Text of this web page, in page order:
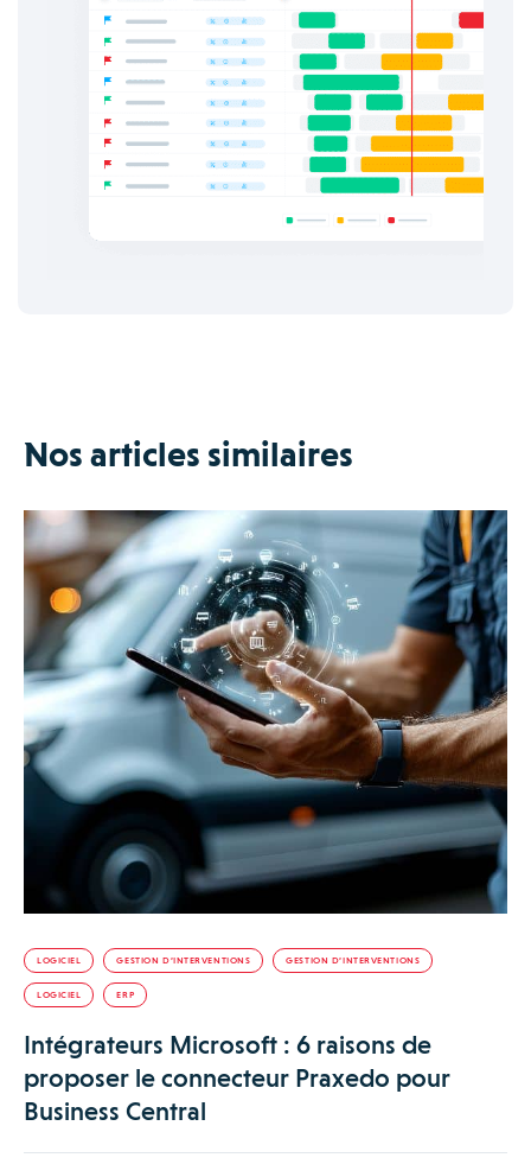
Nos articles similaires
LOGICIEL GESTION D’INTERVENTIONS GESTION D’INTERVENTIONS
LOGICIEL ERP
Intégrateurs Microsoft : 6 raisons de
proposer le connecteur Praxedo pour
Business Central